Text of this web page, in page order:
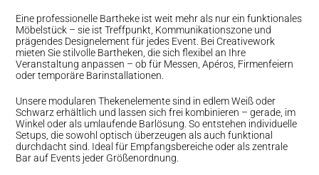
Eine professionelle Bartheke ist weit mehr als nur ein funktionales
Möbelstück – sie ist Treffpunkt, Kommunikationszone und
prägendes Designelement für jedes Event. Bei Creativework
mieten Sie stilvolle Bartheken, die sich flexibel an Ihre
Veranstaltung anpassen – ob für Messen, Apéros, Firmenfeiern
oder temporäre Barinstallationen.
Unsere modularen Thekenelemente sind in edlem Weiß oder
Schwarz erhältlich und lassen sich frei kombinieren – gerade, im
Winkel oder als umlaufende Barlösung. So entstehen individuelle
Setups, die sowohl optisch überzeugen als auch funktional
durchdacht sind. Ideal für Empfangsbereiche oder als zentrale
Bar auf Events jeder Größenordnung.